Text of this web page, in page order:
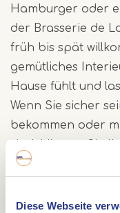
Diese Webseite
Hamburger oder
der Brasserie de
früh bis spät
gemütliches
Hause fühlt und
Wenn Sie sicher
bekommen oder
lassen.
Genießen Sie